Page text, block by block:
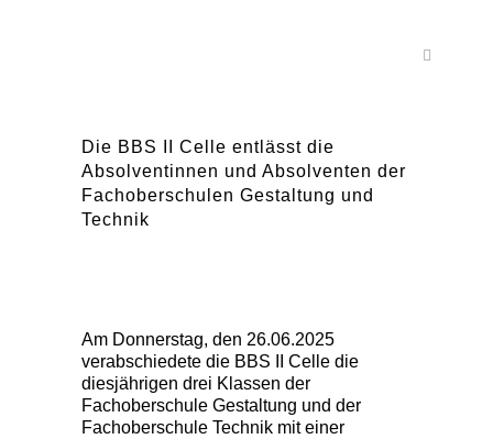
Die BBS II Celle entlässt die
Absolventinnen und Absolventen der
Fachoberschulen Gestaltung und
Technik
Am Donnerstag, den 26.06.2025
verabschiedete die BBS II Celle die
diesjährigen drei Klassen der
Fachoberschule Gestaltung und der
Fachoberschule Technik mit einer